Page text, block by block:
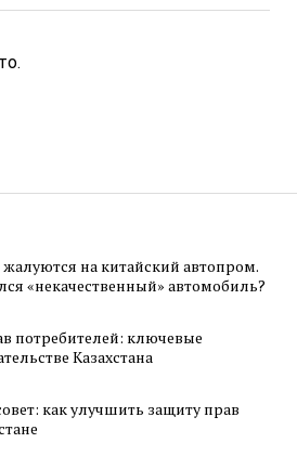
на китайский автопром.
«некачественный» автомобиль?
потребителей: ключевые
Казахстана
как улучшить защиту прав